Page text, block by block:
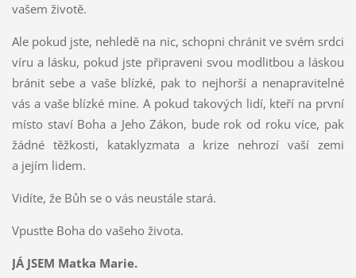
vašem životě.
Ale pokud jste, nehledě na nic, schopni chránit ve svém srdci
víru a lásku, pokud jste připraveni svou modlitbou a láskou
bránit sebe a vaše blízké, pak to nejhorší a nenapravitelné
vás a vaše blízké mine. A pokud takových lidí, kteří na první
místo staví Boha a Jeho Zákon, bude rok od roku více, pak
žádné těžkosti, kataklyzmata a krize nehrozí vaší zemi
a jejím lidem.
Vidíte, že Bůh se o vás neustále stará.
Vpusťte Boha do vašeho života.
JÁ JSEM Matka Marie.